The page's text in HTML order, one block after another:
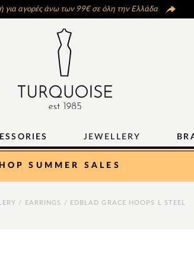
για αγορές άνω των 99€ σε όλη την Ελλάδα
JEWELLERY
SUMMER SALES
/ EARRINGS / EDBLAD GRACE HOOPS L STEEL